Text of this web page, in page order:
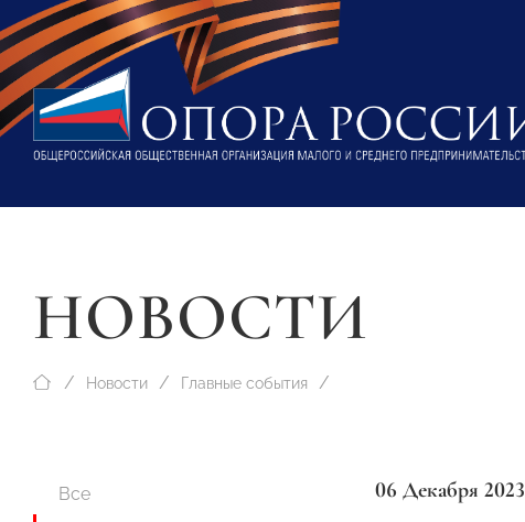
НОВОСТИ
Новости Главные события
Все
06 Декабря 2023